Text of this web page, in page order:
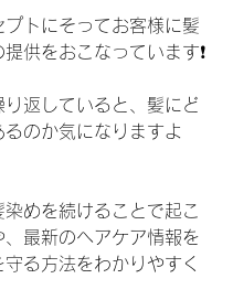
プトにそってお客様に髪
供をおこなっています❗️
り返していると、髪にど
るのか気になりますよ
染めを続けることで起こ
、最新のヘアケア情報を
る方法をわかりやすく